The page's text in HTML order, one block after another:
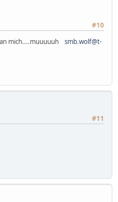
#10
mich....muuuuuh smb.wolf@t-
#11